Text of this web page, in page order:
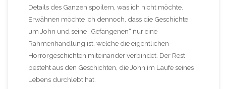
Details des Ganzen spoilern, was ich nicht möchte.
Erwähnen möchte ich dennoch, dass die Geschichte
um John und seine „Gefangenen“ nur eine
Rahmenhandlung ist, welche die eigentlichen
Horrorgeschichten miteinander verbindet. Der Rest
besteht aus den Geschichten, die John im Laufe seines
Lebens durchlebt hat.